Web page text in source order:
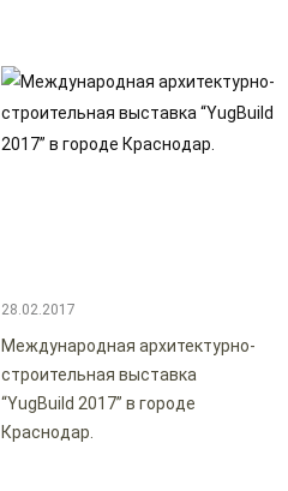
28.02.2017
Международная архитектурно-
строительная выставка
“YugBuild 2017” в городе
Краснодар.